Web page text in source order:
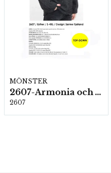
MÖNSTER
2607-Armonia och Alpaca 400
2607